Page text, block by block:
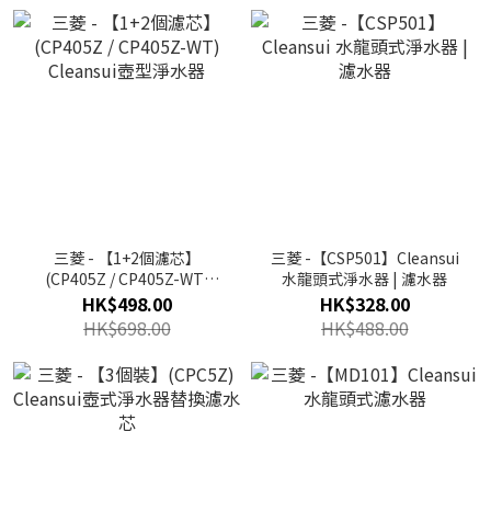
三菱 - 【1+2個濾芯】
(CP405Z / CP405Z-WT)
Cleansui壺型淨水器
HK$498.00
HK$698.00
三菱 -【CSP501】Cleansui
水龍頭式淨水器 | 濾水器
HK$328.00
HK$488.00